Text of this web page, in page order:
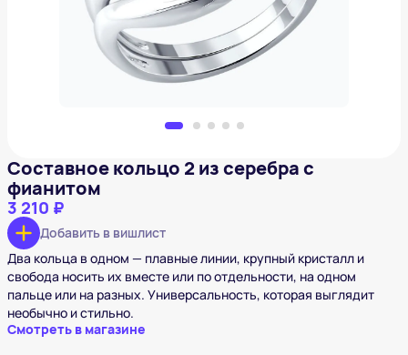
Добавить в вишлист
Составное кольцо 2 из серебра с
фианитом
3 210 ₽
Добавить в вишлист
Два кольца в одном — плавные линии, крупный кристалл и
свобода носить их вместе или по отдельности, на одном
пальце или на разных. Универсальность, которая выглядит
необычно и стильно.
Смотреть в магазине